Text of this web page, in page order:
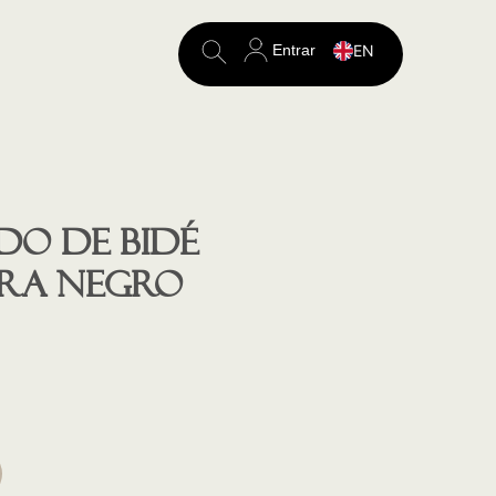
Search
Entrar EN
de Bidé
NEGRO